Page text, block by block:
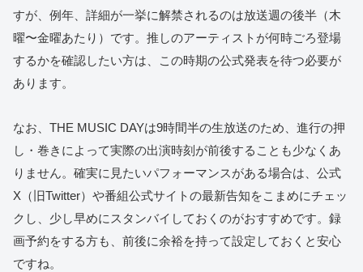
すが、例年、詳細が一挙に解禁されるのは放送週の後半（木
曜〜金曜あたり）です。推しのアーティストが何時ごろ登場
するかを確認したい方は、この時期の公式発表を待つ必要が
あります。
なお、THE MUSIC DAYは9時間半の生放送のため、進行の押
し・巻きによって実際の出演時刻が前後することも少なくあ
りません。確実に見たいパフォーマンスがある場合は、公式
X（旧Twitter）や番組公式サイトの最新告知をこまめにチェッ
クし、少し早めにスタンバイしておくのがおすすめです。録
画予約をする方も、前後に余裕を持って設定しておくと安心
ですね。